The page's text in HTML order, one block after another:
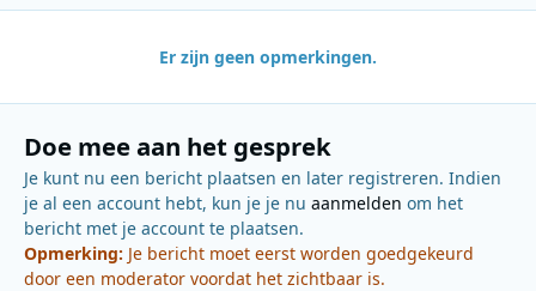
Er zijn geen opmerkingen.
Doe mee aan het gesprek
Je kunt nu een bericht plaatsen en later registreren. Indien
je al een account hebt, kun je je nu aanmelden om het
bericht met je account te plaatsen.
Opmerking: Je bericht moet eerst worden goedgekeurd
door een moderator voordat het zichtbaar is.